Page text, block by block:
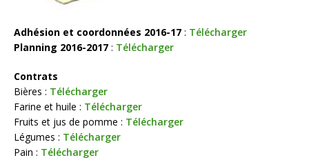
Adhésion et coordonnées 2016-17 : Télécharger
Planning 2016-2017 : Télécharger
Contrats
Bières : Télécharger
Farine et huile : Télécharger
Fruits et jus de pomme : Télécharger
Légumes : Télécharger
Pain : Télécharger